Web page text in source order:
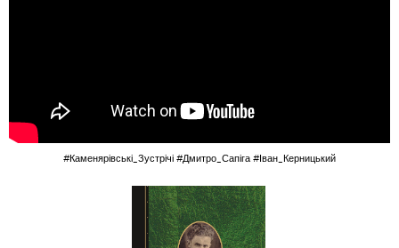
#Каменярівські_Зустрічі #Дмитро_Сапіга #Іван_Керницький